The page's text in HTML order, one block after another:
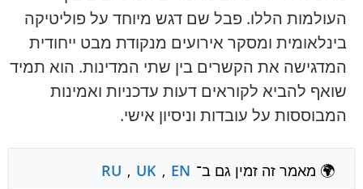
העולמות הללו. פבל שם דגש מיוחד על פוליטיקה
בינלאומית ומסקר אירועים מנקודת מבט ייחודית
המדגישה את הקשרים בין שתי המדינות. הוא תמיד
שואף להביא לקוראים דעות עדכניות ואמינות
המבוססות על עובדות וניסיון אישי.
🌍 מאמר זה זמין גם ב־ RU , UK , EN